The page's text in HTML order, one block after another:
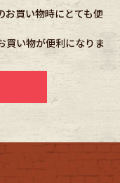
探す
・Scarf
お買い物時にとても便
買い物が便利になりま